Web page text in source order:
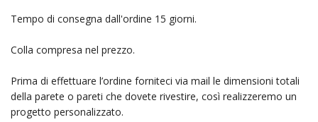
Tempo di consegna dall'ordine 15 giorni.
Colla compresa nel prezzo.
Prima di effettuare l’ordine forniteci via mail le dimensioni totali
della parete o pareti che dovete rivestire, così realizzeremo un
progetto personalizzato.